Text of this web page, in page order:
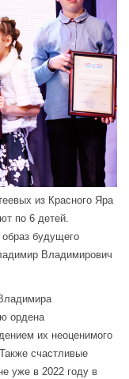
из Красного Яра
по 6 детей.
будущего
Владимирович
ордена
их неоценимого
счастливые
уже в 2022 году в